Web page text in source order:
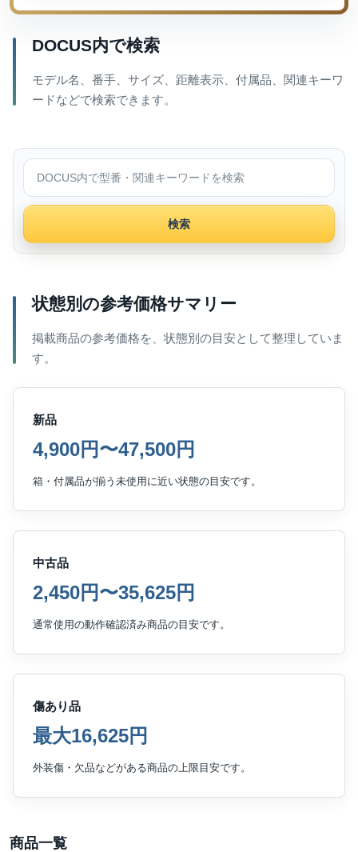
DOCUS内で検索
モデル名、番手、サイズ、距離表示、付属品、関連キーワ
ードなどで検索できます。
DOCUS内で検索
検索
状態別の参考価格サマリー
掲載商品の参考価格を、状態別の目安として整理していま
す。
新品
4,900円〜47,500円
箱・付属品が揃う未使用に近い状態の目安です。
中古品
2,450円〜35,625円
通常使用の動作確認済み商品の目安です。
傷あり品
最大16,625円
外装傷・欠品などがある商品の上限目安です。
商品一覧